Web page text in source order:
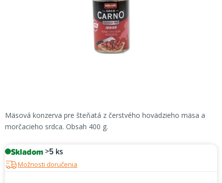
Mäsová konzerva pre šteňatá z čerstvého hovädzieho mäsa a
morčacieho srdca. Obsah 400 g.
Skladom>5 ks
Možnosti doručenia